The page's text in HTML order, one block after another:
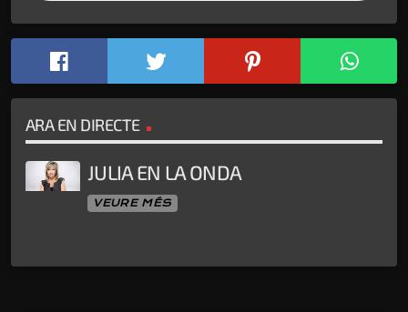
ARA EN DIRECTE
JULIA EN LA ONDA
VEURE MÉS